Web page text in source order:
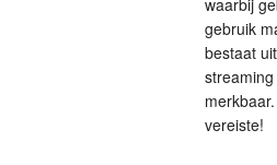
waarbij
gebruik
bestaat
vereiste!